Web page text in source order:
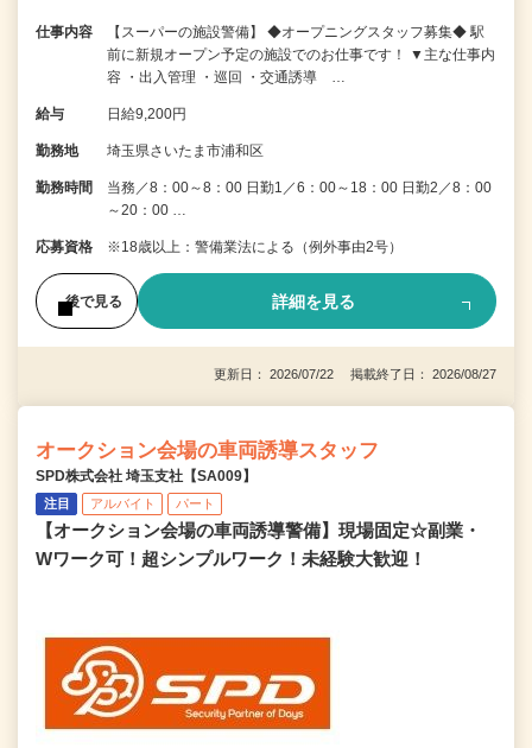
仕事内容
【スーパーの施設警備】 ◆オープニングスタッフ募集◆ 駅
前に新規オープン予定の施設でのお仕事です！ ▼主な仕事内
容 ・出入管理 ・巡回 ・交通誘導 …
給与 日給9,200円
勤務地 埼玉県さいたま市浦和区
勤務時間
当務／8：00～8：00 日勤1／6：00～18：00 日勤2／8：00
～20：00 …
応募資格 ※18歳以上：警備業法による（例外事由2号）
後で見る 詳細を見る
更新日： 2026/07/22 掲載終了日： 2026/08/27
オークション会場の車両誘導スタッフ
SPD株式会社 埼玉支社【SA009】
注目 アルバイト パート
【オークション会場の車両誘導警備】現場固定☆副業・
Wワーク可！超シンプルワーク！未経験大歓迎！